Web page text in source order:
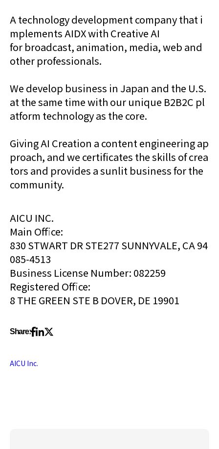
A technology development company that i
mplements AIDX with Creative AI
for broadcast, animation, media, web and
other professionals.
We develop business in Japan and the U.S.
at the same time with our unique B2B2C pl
atform technology as the core.
Giving AI Creation a content engineering ap
proach, and we certificates the skills of crea
tors and provides a sunlit business for the
community.
AICU INC.
Main Office:
830 STWART DR STE277 SUNNYVALE, CA 94
085-4513
Business License Number: 082259
Registered Office:
8 THE GREEN STE B DOVER, DE 19901
Share:
AICU Inc.